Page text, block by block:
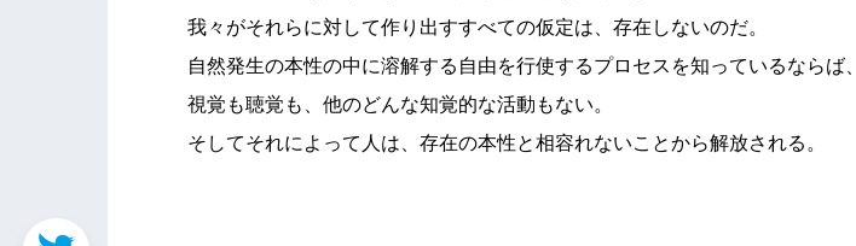
我々がそれらに対して作り出すすべての仮定は、存在しないのだ。
自然発生の本性の中に溶解する自由を行使するプロセスを知っているならば、
視覚も聴覚も、他のどんな知覚的な活動もない。
そしてそれによって人は、存在の本性と相容れないことから解放される。